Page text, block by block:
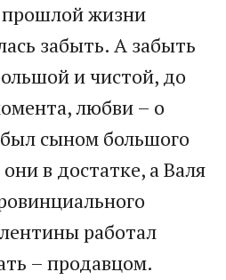
прошлой жизни
забыть. А забыть
и чистой, до
любви – о
сыном большого
в достатке, а Валя
работал
– продавцом.